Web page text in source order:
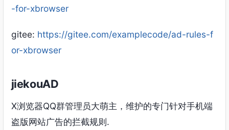
-for-xbrowser
gitee: https://gitee.com/examplecode/ad-rules-f
or-xbrowser
jiekouAD
X浏览器QQ群管理员大萌主，维护的专门针对手机端
盗版网站广告的拦截规则.